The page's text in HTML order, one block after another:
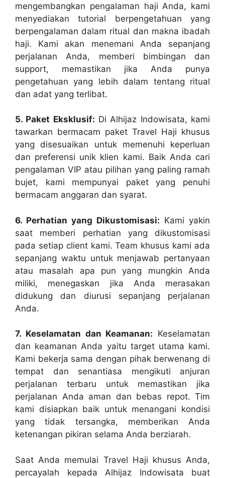
mengembangkan pengalaman haji Anda, kami
menyediakan tutorial berpengetahuan yang
berpengalaman dalam ritual dan makna ibadah
haji. Kami akan menemani Anda sepanjang
perjalanan Anda, memberi bimbingan dan
support, memastikan jika Anda punya
pengetahuan yang lebih dalam tentang ritual
dan adat yang terlibat.
5. Paket Eksklusif: Di Alhijaz Indowisata, kami
tawarkan bermacam paket Travel Haji khusus
yang disesuaikan untuk memenuhi keperluan
dan preferensi unik klien kami. Baik Anda cari
pengalaman VIP atau pilihan yang paling ramah
bujet, kami mempunyai paket yang penuhi
bermacam anggaran dan syarat.
6. Perhatian yang Dikustomisasi: Kami yakin
saat memberi perhatian yang dikustomisasi
pada setiap client kami. Team khusus kami ada
sepanjang waktu untuk menjawab pertanyaan
atau masalah apa pun yang mungkin Anda
miliki, menegaskan jika Anda merasakan
didukung dan diurusi sepanjang perjalanan
Anda.
7. Keselamatan dan Keamanan: Keselamatan
dan keamanan Anda yaitu target utama kami.
Kami bekerja sama dengan pihak berwenang di
tempat dan senantiasa mengikuti anjuran
perjalanan terbaru untuk memastikan jika
perjalanan Anda aman dan bebas repot. Tim
kami disiapkan baik untuk menangani kondisi
yang tidak tersangka, memberikan Anda
ketenangan pikiran selama Anda berziarah.
Saat Anda memulai Travel Haji khusus Anda,
percayalah kepada Alhijaz Indowisata buat